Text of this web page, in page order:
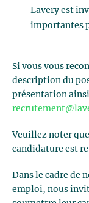
Lavery est
importantes
Si vous vous
description du
présentation
Veuillez noter
candidature est
Dans le cadre de
emploi, nous